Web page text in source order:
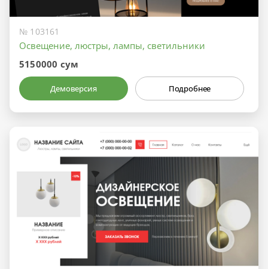
№ 103161
Освещение, люстры, лампы, светильники
5150000 сум
Демоверсия Подробнее